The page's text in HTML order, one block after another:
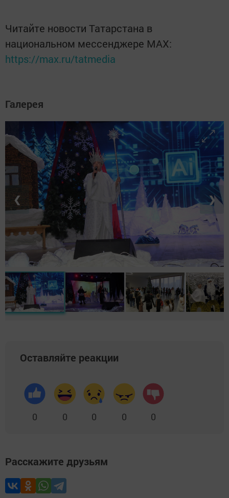
Читайте новости Татарстана в
национальном мессенджере MАХ:
https://max.ru/tatmedia
Галерея
❮ ❯
Оставляйте реакции
0 0 0 0 0
Расскажите друзьям